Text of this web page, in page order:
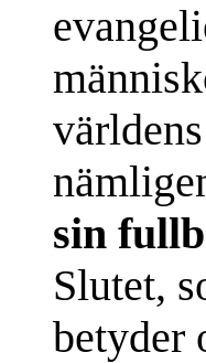
sin
Slutet,
betyder